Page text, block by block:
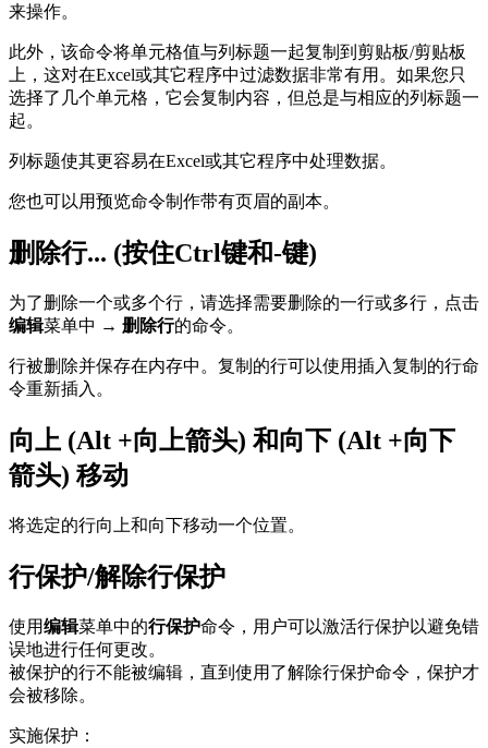
来操作。
此外，该命令将单元格值与列标题一起复制到剪贴板/剪贴板
上，这对在Excel或其它程序中过滤数据非常有用。如果您只
选择了几个单元格，它会复制内容，但总是与相应的列标题一
起。
列标题使其更容易在Excel或其它程序中处理数据。
您也可以用预览命令制作带有页眉的副本。
删除行... (按住Ctrl键和-键)
为了删除一个或多个行，请选择需要删除的一行或多行，点击
编辑菜单中 → 删除行的命令。
行被删除并保存在内存中。复制的行可以使用插入复制的行命
令重新插入。
向上 (Alt +向上箭头) 和向下 (Alt +向下
箭头) 移动
将选定的行向上和向下移动一个位置。
行保护/解除行保护
使用编辑菜单中的行保护命令，用户可以激活行保护以避免错
误地进行任何更改。
被保护的行不能被编辑，直到使用了解除行保护命令，保护才
会被移除。
实施保护：